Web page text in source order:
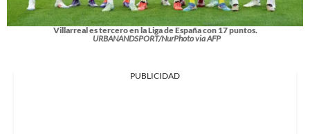
Villarreal es tercero en la Liga de España con 17 puntos.
URBANANDSPORT/NurPhoto via AFP
PUBLICIDAD